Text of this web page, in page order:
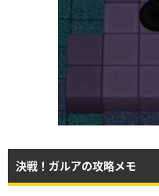
決戦！ガルアの攻略メモ